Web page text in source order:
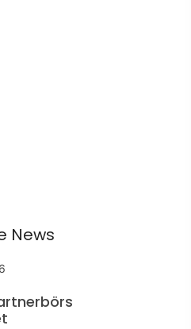
News